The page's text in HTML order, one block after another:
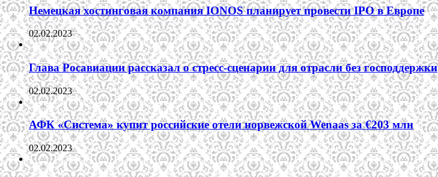
Немецкая хостинговая компания IONOS планирует провести IPO в Европе
02.02.2023
Глава Росавиации рассказал о стресс-сценарии для отрасли без господдержки
02.02.2023
АФК «Система» купит российские отели норвежской Wenaas за €203 млн
02.02.2023